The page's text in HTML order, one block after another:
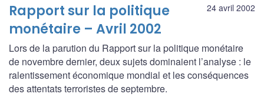
24 avril 2002
Rapport sur la politique
monétaire – Avril 2002
Lors de la parution du Rapport sur la politique monétaire
de novembre dernier, deux sujets dominaient l’analyse : le
ralentissement économique mondial et les conséquences
des attentats terroristes de septembre.